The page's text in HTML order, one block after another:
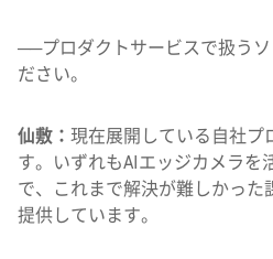
──プロダクトサービスで扱う
ださい。
仙敷： 現在展開している自社プ
す。いずれもAIエッジカメラを
で、これまで解決が難しかった
提供しています。